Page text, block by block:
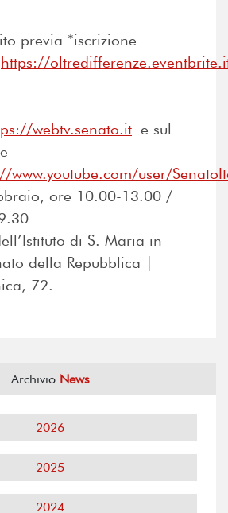
previa *iscrizione
https://
webtv.senato.it e sul
www.youtube.com/user/
ore 10.00-13.00 /
di S. Maria in
della Repubblica |
72.
Archivio News
2026
2025
2024